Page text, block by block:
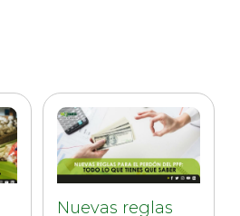
Nuevas reglas